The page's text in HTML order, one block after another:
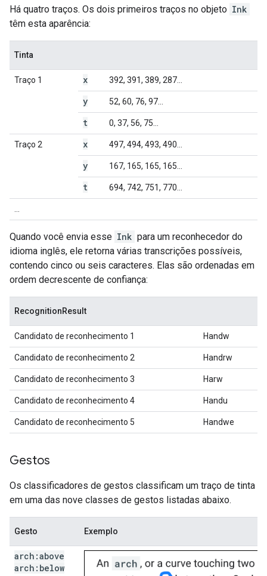
Há quatro traços. Os dois primeiros traços no objeto Ink
têm esta aparência:
Tinta
Traço 1 x 392, 391, 389, 287...
y 52, 60, 76, 97...
t 0, 37, 56, 75...
Traço 2 x 497, 494, 493, 490...
y 167, 165, 165, 165...
t 694, 742, 751, 770...
Quando você envia esse Ink para um reconhecedor do
idioma inglês, ele retorna várias transcrições possíveis,
contendo cinco ou seis caracteres. Elas são ordenadas em
ordem decrescente de confiança:
RecognitionResult
Candidato de reconhecimento 1 Handw
Candidato de reconhecimento 2 Handrw
Candidato de reconhecimento 3 Harw
Candidato de reconhecimento 4 Handu
Candidato de reconhecimento 5 Handwe
Gestos
Os classificadores de gestos classificam um traço de tinta
em uma das nove classes de gestos listadas abaixo.
Gesto Exemplo
arch:above
arch:below